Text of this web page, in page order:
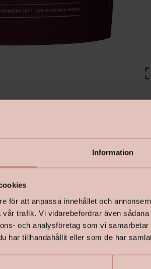
Information
för att anpassa innehållet och
trafik. Vi vidarebefordrar även
och analysföretag som vi
har tillhandahållit eller som de har